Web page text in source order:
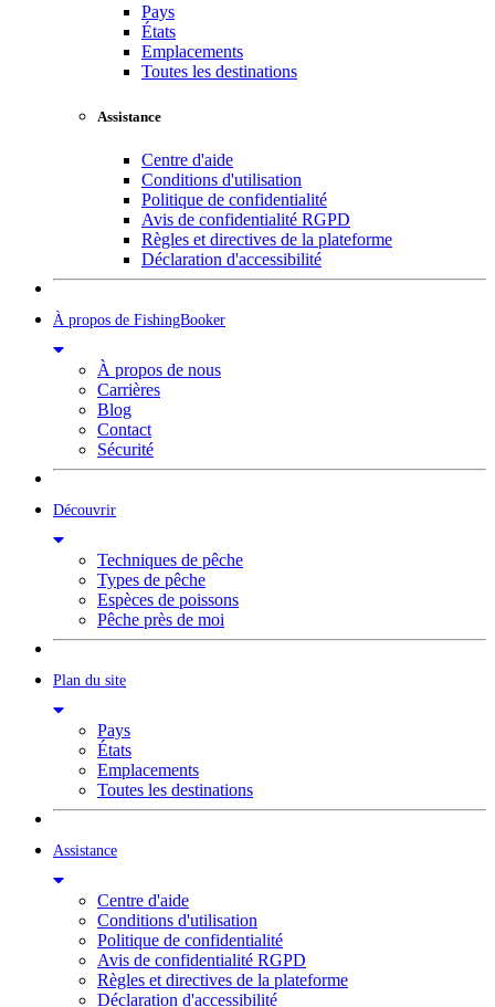
Pays
États
Emplacements
Toutes les destinations
Assistance
Centre d'aide
Conditions d'utilisation
Politique de confidentialité
Avis de confidentialité RGPD
Règles et directives de la plateforme
Déclaration d'accessibilité
À propos de FishingBooker
À propos de nous
Carrières
Blog
Contact
Sécurité
Découvrir
Techniques de pêche
Types de pêche
Espèces de poissons
Pêche près de moi
Plan du site
Pays
États
Emplacements
Toutes les destinations
Assistance
Centre d'aide
Conditions d'utilisation
Politique de confidentialité
Avis de confidentialité RGPD
Règles et directives de la plateforme
Déclaration d'accessibilité